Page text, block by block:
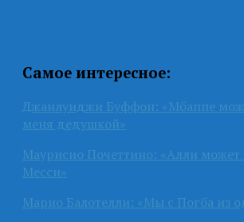
Самое интересное:
Джанлуиджи Буффон: «Мбаппе
меня дедушкой»
Маурисио Почеттино: «Алли может
Месси»
Марио Балотелли: «Мы с Погба из